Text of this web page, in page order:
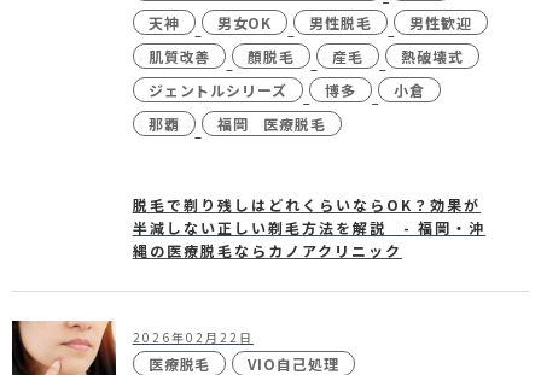
天神
男女OK 男性脱毛
男性歓迎
肌質改善
顏脱毛 産毛
熱破壊式
ジェントルシリーズ
博多
小倉
那覇
福岡 医療脱毛
脱毛で剃り残しはどれくらいならOK？効果が
半減しない正しい剃毛方法を解説 - 福岡・沖
縄の医療脱毛ならカノアクリニック
2026年02月22日
医療脱毛
VIO自己処理